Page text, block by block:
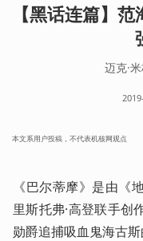
【黑话连篇】
迈克·
本文系用户投稿，不代表机核网观点
《巴尔蒂摩》是由《
里斯托弗·高登联手创
勋爵追捕吸血鬼海古